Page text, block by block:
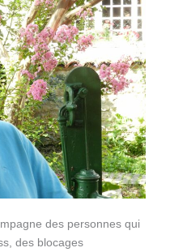
des personnes qui
des blocages